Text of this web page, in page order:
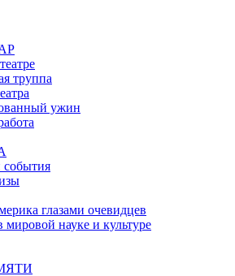
труппа
ужин
глазами очевидцев
мировой науке и культуре